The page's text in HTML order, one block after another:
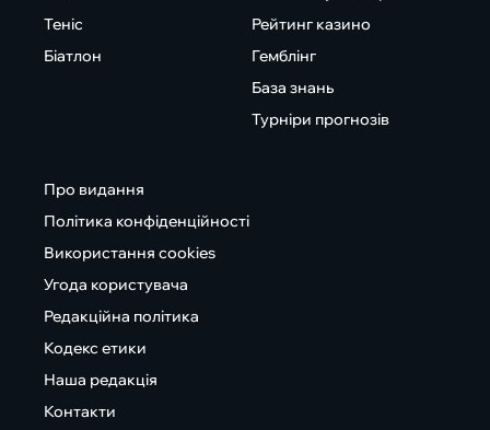
Теніс
Біатлон
Рейтинг казино
Гемблінг
База знань
Турніри прогнозів
Про видання
Політика конфіденційності
Використання cookies
Угода користувача
Редакційна політика
Кодекс етики
Наша редакція
Контакти